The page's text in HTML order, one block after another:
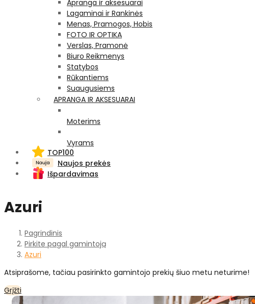
Apranga ir aksesuarai
Lagaminai ir Rankinės
Menas, Pramogos, Hobis
FOTO IR OPTIKA
Verslas, Pramonė
Biuro Reikmenys
Statybos
Rūkantiems
Suaugusiems
APRANGA IR AKSESUARAI
Moterims
Vyrams
TOP100
Naujos prekės
Išpardavimas
Azuri
Pagrindinis
Pirkite pagal gamintoją
Azuri
Atsiprašome, tačiau pasirinkto gamintojo prekių šiuo metu neturime!
Grįžti